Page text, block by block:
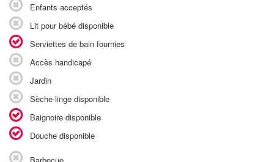
Enfants acceptés
Lit pour bébé disponible
Serviettes de bain fournies
Accès handicapé
Jardin
Sèche-linge disponible
Baignoire disponible
Douche disponible
Barbecue